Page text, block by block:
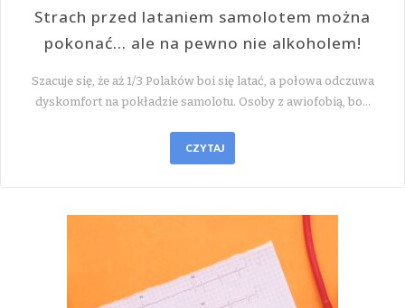
Strach przed lataniem samolotem można
pokonać… ale na pewno nie alkoholem!
Szacuje się, że aż 1/3 Polaków boi się latać, a połowa odczuwa
dyskomfort na pokładzie samolotu. Osoby z awiofobią, bo…
CZYTAJ